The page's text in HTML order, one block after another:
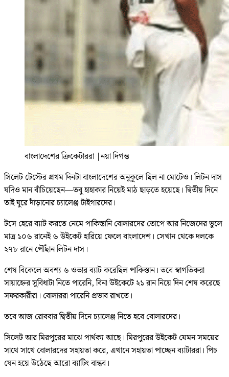
বাংলাদেশের ক্রিকেটাররা |নয়া দিগন্ত
সিলেট টেস্টের প্রথম দিনটা বাংলাদেশের অনুকূলে ছিল না মোটেও। লিটন দাস
যদিও মান বাঁচিয়েছেন—তবু হাহাকার নিয়েই মাঠ ছাড়তে হয়েছে। দ্বিতীয় দিনে
তাই ঘুরে দাঁড়ানোর চ্যালেঞ্জ টাইগারদের।
টসে হেরে ব্যাট করতে নেমে পাকিস্তানি বোলারদের তোপে আর নিজেদের ভুলে
মাত্র ১০৬ রানেই ৬ উইকেট হারিয়ে ফেলে বাংলাদেশ। সেখান থেকে দলকে
২৭৮ রানে পৌঁছান লিটন দাস।
শেষ বিকেলে অবশ্য ৬ ওভার ব্যাট করেছিল পাকিস্তান। তবে স্বাগতিকরা
সায়াহ্নের সুবিধাটা নিতে পারেনি, বিনা উইকেটে ২১ রান নিয়ে দিন শেষ করেছে
সফরকারীরা। বোলাররা পারেনি প্রভাব রাখতে।
তবে আজ রোববার দ্বিতীয় দিনে চ্যালেঞ্জ নিতে হবে বোলারদের।
সিলেট আর মিরপুরের মাঝে পার্থক্য আছে। মিরপুরের উইকেট যেমন সময়ের
সাথে সাথে বোলারদের সহায়তা করে, এখানে সহায়তা পাচ্ছেন ব্যাটাররা। পিচ
যেন হয়ে উঠেছে আরো ব্যাটিং বান্ধব।